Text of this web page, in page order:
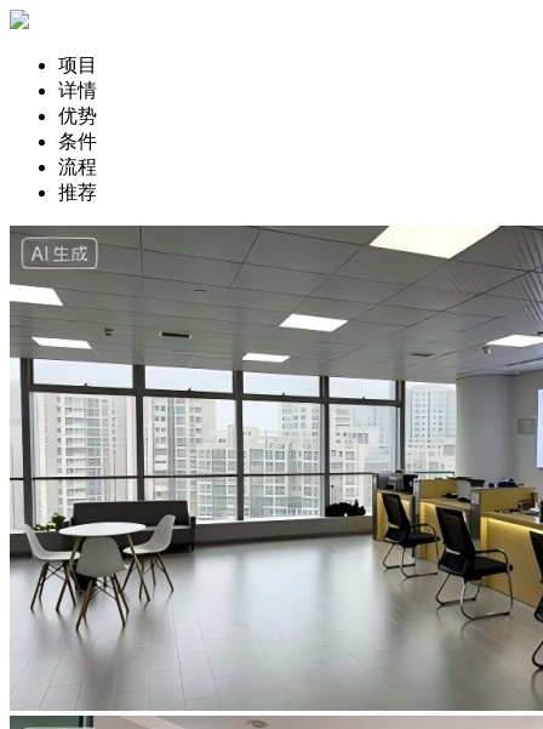
项目
详情
优势
条件
流程
推荐